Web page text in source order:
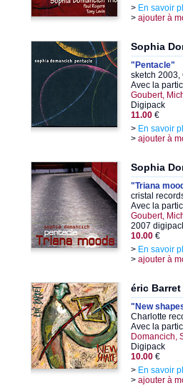
> En savoir
> ajouter à
Sophia
"Pentacle"
sketch 2003,
Avec la
Goubert,
Digipack
11.00 €
> En savoir
> ajouter à
Sophia
"Triana
cristal
Avec la
Goubert,
2007
10.00 €
> En savoir
> ajouter à
éric Barret
"New
Charlotte
Avec la
Domancich,
Digipack
10.00 €
> En savoir
> ajouter à